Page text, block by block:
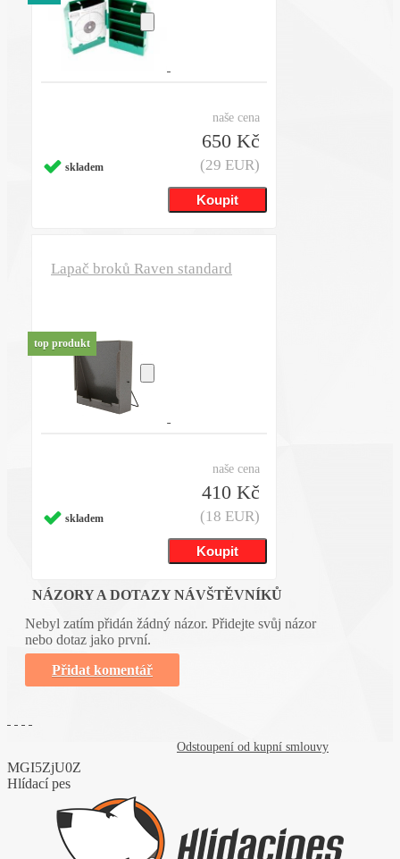
naše cena
650 Kč
(29 EUR)
skladem
Lapač broků Raven standard
naše cena
410 Kč
(18 EUR)
skladem
top produkt
NÁZORY A DOTAZY NÁVŠTĚVNÍKŮ
Nebyl zatím přidán žádný názor. Přidejte svůj názor
nebo dotaz jako první.
Přidat komentář
Odstoupení od kupní smlouvy
MGI5ZjU0Z
Hlídací pes